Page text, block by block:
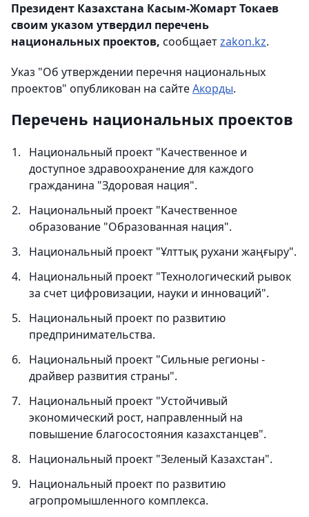
Президент Казахстана Касым-Жомарт Токаев
своим указом утвердил перечень
национальных проектов, сообщаетzakon.kz.
Указ "​​​​​​​Об утверждении перечня национальных
проектов" опубликован на сайтеАкорды.
Перечень национальных проектов
Национальный проект "Качественное и
доступное здравоохранение для каждого
гражданина "Здоровая нация".
Национальный проект "Качественное
образование "Образованная нация".
Национальный проект "Ұлттық рухани жаңғыру".
Национальный проект "Технологический рывок
за счет цифровизации, науки и инноваций".
Национальный проект по развитию
предпринимательства.
Национальный проект "Сильные регионы -
драйвер развития страны".
Национальный проект "Устойчивый
экономический рост, направленный на
повышение благосостояния казахстанцев".
Национальный проект "Зеленый Казахстан".
Национальный проект по развитию
агропромышленного комплекса.